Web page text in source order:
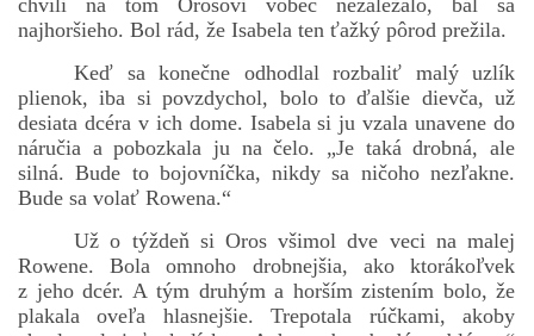
chvíli na tom Orosovi vôbec nezáležalo, bál sa
najhoršieho. Bol rád, že Isabela ten ťažký pôrod prežila.
Keď sa konečne odhodlal rozbaliť malý uzlík
plienok, iba si povzdychol, bolo to ďalšie dievča, už
desiata dcéra v ich dome. Isabela si ju vzala unavene do
náručia a pobozkala ju na čelo. „Je taká drobná, ale
silná. Bude to bojovníčka, nikdy sa ničoho nezľakne.
Bude sa volať Rowena.“
Už o týždeň si Oros všimol dve veci na malej
Rowene. Bola omnoho drobnejšia, ako ktorákoľvek
z jeho dcér. A tým druhým a horším zistením bolo, že
plakala oveľa hlasnejšie. Trepotala rúčkami, akoby